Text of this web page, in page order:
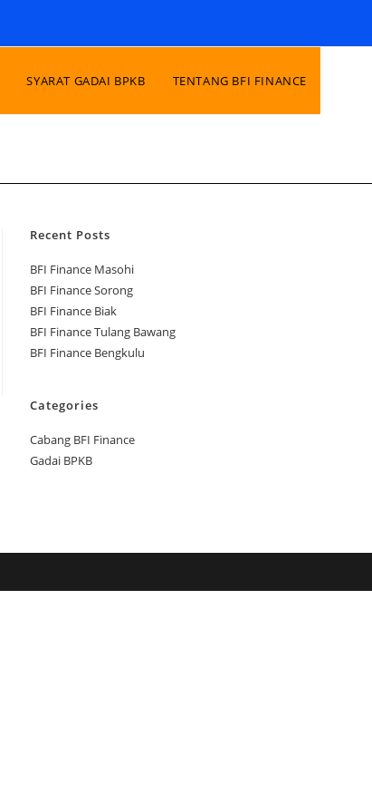
SYARAT GADAI BPKB TENTANG BFI FINANCE
Recent Posts
BFI Finance Masohi
BFI Finance Sorong
BFI Finance Biak
BFI Finance Tulang Bawang
BFI Finance Bengkulu
Categories
Cabang BFI Finance
Gadai BPKB